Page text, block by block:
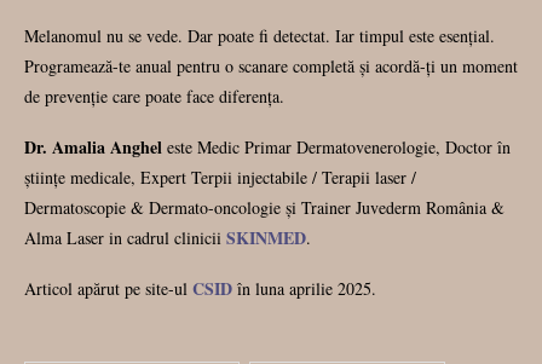
Melanomul nu se vede. Dar poate fi detectat. Iar timpul este esențial.
Programează-te anual pentru o scanare completă și acordă-ți un moment
de prevenție care poate face diferența.
Dr. Amalia Anghel este Medic Primar Dermatovenerologie, Doctor în
științe medicale, Expert Terpii injectabile / Terapii laser /
Dermatoscopie & Dermato-oncologie și Trainer Juvederm România &
Alma Laser in cadrul clinicii SKINMED.
Articol apărut pe site-ul CSID în luna aprilie 2025.